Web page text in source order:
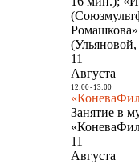
11
Августа
12:00- 13:00
Занятие в
11
Августа